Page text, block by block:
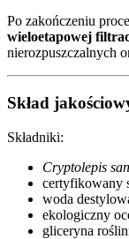
Po zakończeniu
wieloetapowej
nierozpuszczalnych
Skład
Składniki:
Cryptolepis
certyfikowany
woda
ekologiczny
gliceryna